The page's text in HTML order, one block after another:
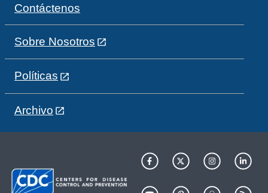
Contáctenos
Sobre Nosotros
Políticas
Archivo